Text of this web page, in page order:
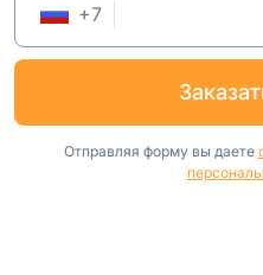
+7
Отправляя форму вы даете